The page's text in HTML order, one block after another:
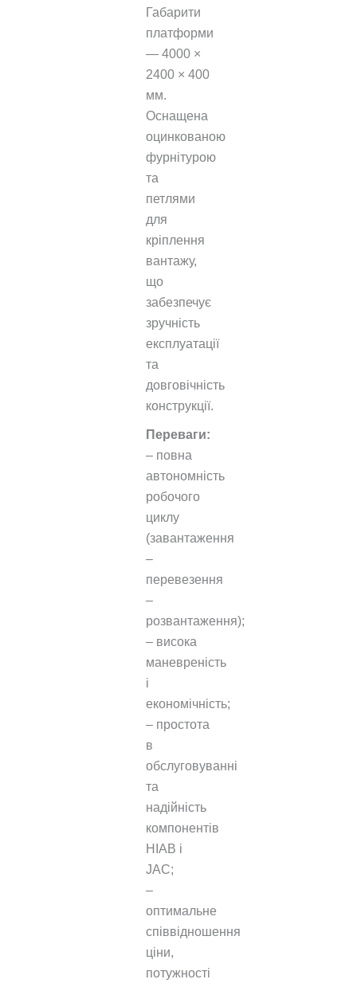
Габарити
платформи
— 4000 ×
2400 × 400
мм.
Оснащена
оцинкованою
фурнітурою
та
петлями
для
кріплення
вантажу,
що
забезпечує
зручність
експлуатації
та
довговічність
конструкції.
Переваги:
– повна
автономність
робочого
циклу
(завантаження
–
перевезення
–
розвантаження);
– висока
маневреність
і
економічність;
– простота
в
обслуговуванні
та
надійність
компонентів
HIAB і
JAC;
–
оптимальне
співвідношення
ціни,
потужності